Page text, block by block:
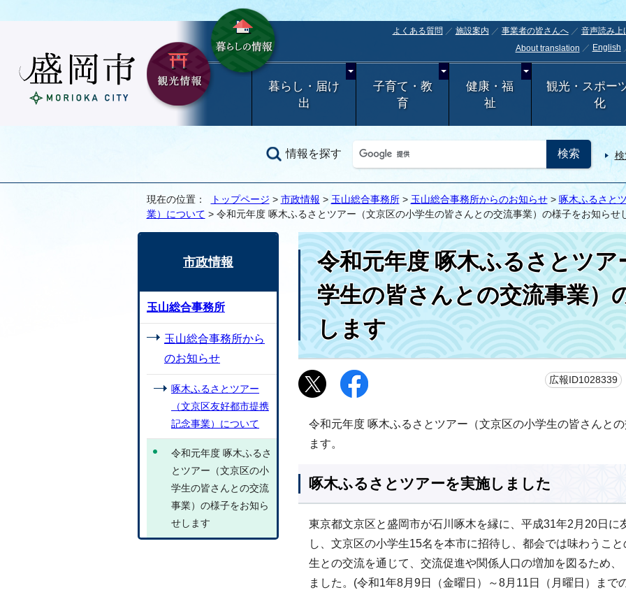
よくある質問 施設案内 事業者の皆さんへ 音声読み上
About translation
English
暮らし・届け
出
子育て・教
育
健康・福
祉
観光・スポー
化
情報を探す
現在の位置： トップページ > 市政情報 > 玉山総合事務所> 玉山総合事務所からのお知らせ> 啄木ふるさと
業）について > 令和元年度 啄木ふるさとツアー（文京区の小学生の皆さんとの交流事業）の様子をお知らせ
令和元年度 啄木ふるさとツア
学生の皆さんとの交流事業）
します
広報ID1028339
令和元年度 啄木ふるさとツアー（文京区の小学生の皆さんと
ます。
啄木ふるさとツアーを実施しました
東京都文京区と盛岡市が石川啄木を縁に、平成31年2月20日に
し、文京区の小学生15名を本市に招待し、都会では味わうこ
生との交流を通じて、交流促進や関係人口の増加を図るため
ました。(令和1年8月9日（金曜日）～8月11日（月曜日）まで
市政情報
玉山総合事務所
玉山総合事務所から
のお知らせ
啄木ふるさとツアー
（文京区友好都市提携
記念事業）について
令和元年度 啄木ふるさ
とツアー（文京区の小
学生の皆さんとの交流
事業）の様子をお知ら
せします